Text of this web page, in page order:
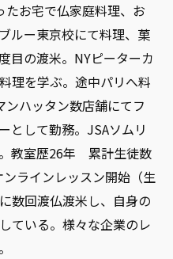
お宅で仏家庭料理、お
ルー東京校にて料理、菓
目の渡米。NYピーターカ
理を学ぶ。途中パリへ料
ハッタン数店舗にてフ
として勤務。JSAソムリ
教室歴26年 累計生徒数
ラインレッスン開始（生
数回渡仏渡米し、自身の
ている。様々な企業のレ